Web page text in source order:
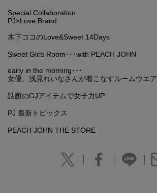
Special Collaboration
PJ×Love Brand
木下ココのLove&Sweet 14Days
Sweet Girls Room･･･with PEACH JOHN
early in the morning･･･
女優、浅見れいなさんが着こなすルームウエア
話題のGJアイテムで女子力UP
PJ 最新トピックス
PEACH JOHN THE STORE